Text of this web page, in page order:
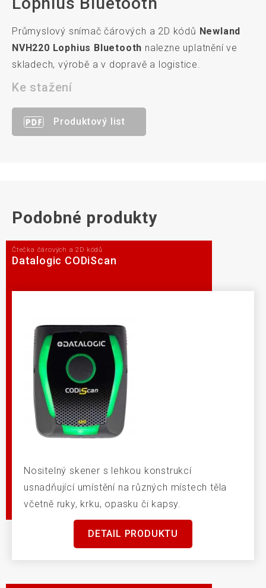
Průmyslový snímač čárových a 2D kódů Newland
NVH220 Lophius Bluetooth nalezne uplatnění ve
skladech, výrobě a v dopravě a logistice.
Ke stažení
Produktový list
Podobné produkty
Čtečka čárových a 2D kódů
Datalogic CODiScan
Nositelný skener s lehkou konstrukcí
usnadňující umístění na různých místech těla
včetně ruky, krku, opasku či kapsy.
DETAIL PRODUKTU